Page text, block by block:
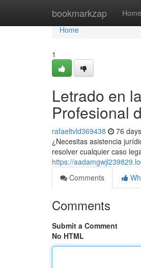
bookmarkzap Home
Home
Home
1
Letrado en
Profesional
rafaeltvld369438 76
¿Necesitas asistencia
resolver cualquier caso
https://
Comments
Comments
Submit a Comment
No HTML